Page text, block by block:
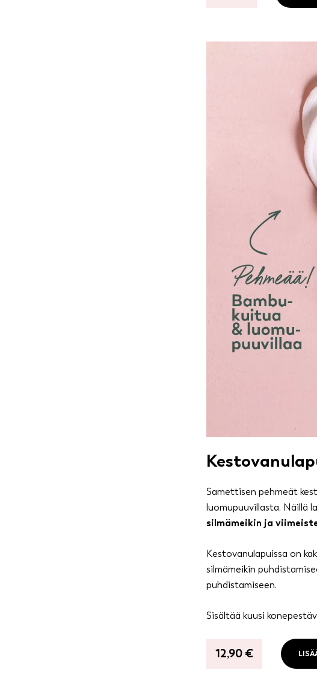
Samettisen pehmeät
luomupuuvillasta. Näillä
silmämeikin ja
Kestovanulapuissa on
silmämeikin
puhdistamiseen.
Sisältää kuusi
12,90 €